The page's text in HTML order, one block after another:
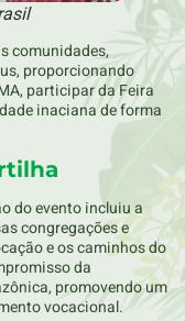
comunidades,
proporcionando
participar da Feira
inaciana de forma
do evento incluiu a
congregações e
e os caminhos do
da
promovendo um
vocacional.